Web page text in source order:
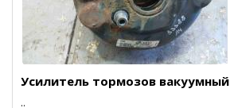
Усилитель тормозов вакуумный
..